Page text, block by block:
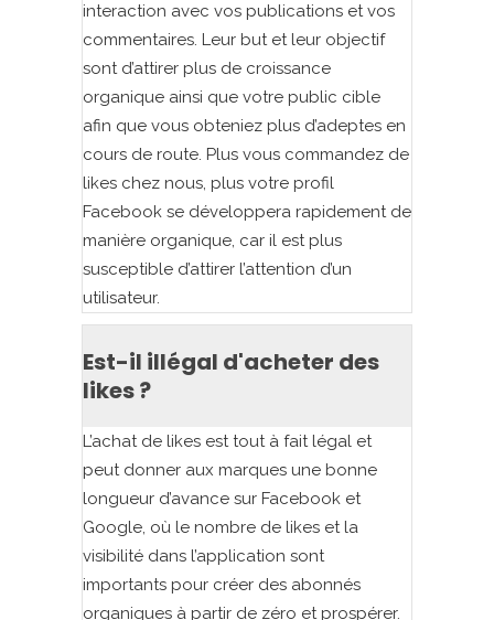
interaction avec vos publications et vos
commentaires. Leur but et leur objectif
sont d’attirer plus de croissance
organique ainsi que votre public cible
afin que vous obteniez plus d’adeptes en
cours de route. Plus vous commandez de
likes chez nous, plus votre profil
Facebook se développera rapidement de
manière organique, car il est plus
susceptible d’attirer l’attention d’un
utilisateur.
Est-il illégal d'acheter des
likes ?
L’achat de likes est tout à fait légal et
peut donner aux marques une bonne
longueur d’avance sur Facebook et
Google, où le nombre de likes et la
visibilité dans l’application sont
importants pour créer des abonnés
organiques à partir de zéro et prospérer.